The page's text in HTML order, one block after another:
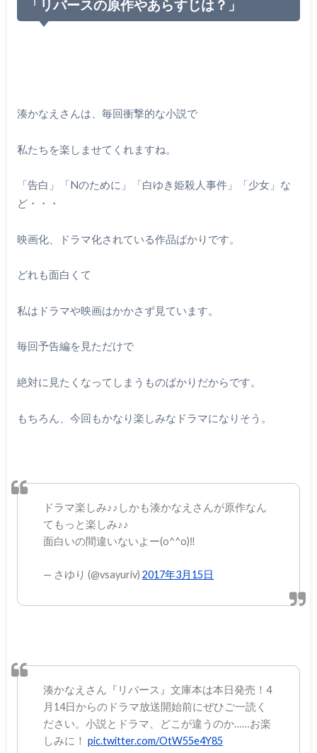
「リバースの原作やあらすじは？」
湊かなえさんは、毎回衝撃的な小説で
私たちを楽しませてくれますね。
「告白」「Nのために」「白ゆき姫殺人事件」「少女」な
ど・・・
映画化、ドラマ化されている作品ばかりです。
どれも面白くて
私はドラマや映画はかかさず見ています。
毎回予告編を見ただけで
絶対に見たくなってしまうものばかりだからです。
もちろん、今回もかなり楽しみなドラマになりそう。
ドラマ楽しみ♪♪しかも湊かなえさんが原作なん
てもっと楽しみ♪♪
面白いの間違いないよー(o^^o)‼︎
— さゆり (@vsayuriv)2017年3月15日
湊かなえさん『リバース』文庫本は本日発売！4
月14日からのドラマ放送開始前にぜひご一読く
ださい。小説とドラマ、どこが違うのか……お楽
しみに！pic.twitter.com/OtW55e4Y85